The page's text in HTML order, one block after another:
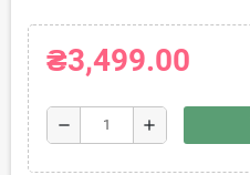
₴3,499.00
remove add